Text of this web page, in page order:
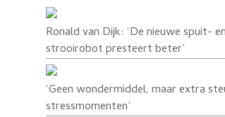
Ronald van Dijk: ‘De nieuwe spuit- en
strooirobot presteert beter’
‘Geen wondermiddel, maar extra
stressmomenten’